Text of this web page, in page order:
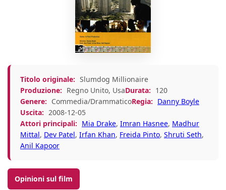
Titolo originale: Slumdog Millionaire
Produzione: Regno Unito, UsaDurata: 120
Genere: Commedia/DrammaticoRegia: Danny Boyle
Uscita: 2008-12-05
Attori principali: Mia Drake, Imran Hasnee, Madhur
Mittal, Dev Patel, Irfan Khan, Freida Pinto, Shruti Seth,
Anil Kapoor
Opinioni sul film